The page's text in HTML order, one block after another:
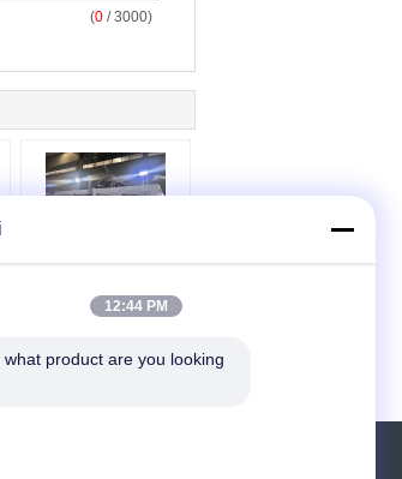
(0 / 3000)
blaasvormmachine
12:44 PM
what product are you looking